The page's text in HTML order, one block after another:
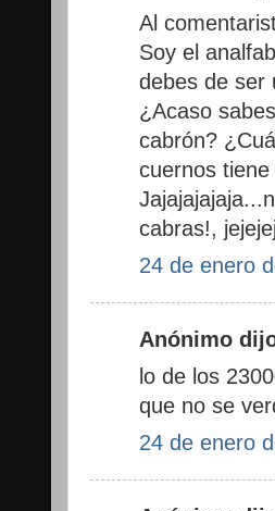
Al
Soy el
debes de ser
¿Acaso
cabrón?
cuernos
cabras!,
24 de enero
Anónimo
lo de los
que no se
24 de enero